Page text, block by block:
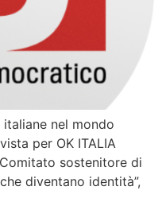
nel mondo
per OK ITALIA
sostenitore di
diventano identità”,